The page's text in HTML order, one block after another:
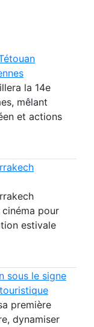
la 14e
mêlant
et actions
pour
estivale
sous le signe
première
dynamiser